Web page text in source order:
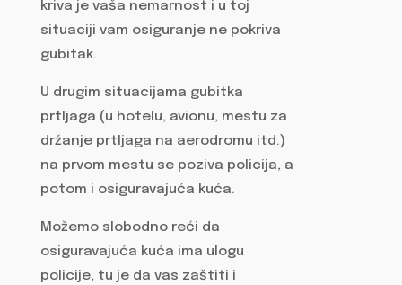
kriva je vaša nemarnost i u toj
situaciji vam osiguranje ne pokriva
gubitak.
U drugim situacijama gubitka
prtljaga (u hotelu, avionu, mestu za
držanje prtljaga na aerodromu itd.)
na prvom mestu se poziva policija, a
potom i osiguravajuća kuća.
Možemo slobodno reći da
osiguravajuća kuća ima ulogu
policije, tu je da vas zaštiti i